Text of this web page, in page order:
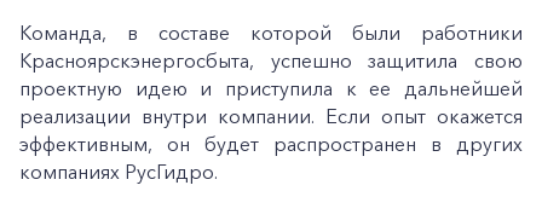
Команда, в составе которой были работники
Красноярскэнергосбыта, успешно защитила свою
проектную идею и приступила к ее дальнейшей
реализации внутри компании. Если опыт окажется
эффективным, он будет распространен в других
компаниях РусГидро.